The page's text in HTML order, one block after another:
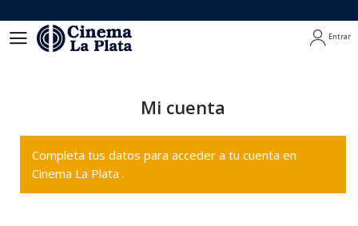
Entrar
Mi cuenta
Completa tus datos para acceder a tu cuenta en
Cinema La Plata .